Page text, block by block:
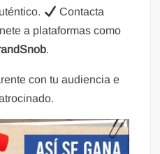
Contacta
a plataformas como
.
con tu audiencia e